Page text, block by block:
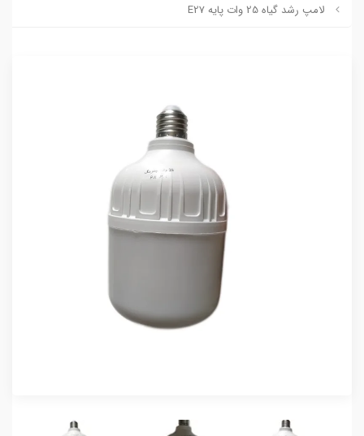
لامپ رشد گیاه 25 وات پایه E27